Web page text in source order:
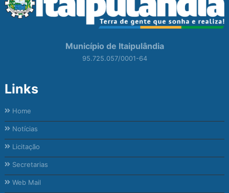
Município de Itaipulândia
95.725.057/0001-64
Links
Home
Notícias
Licitação
Secretarias
Web Mail